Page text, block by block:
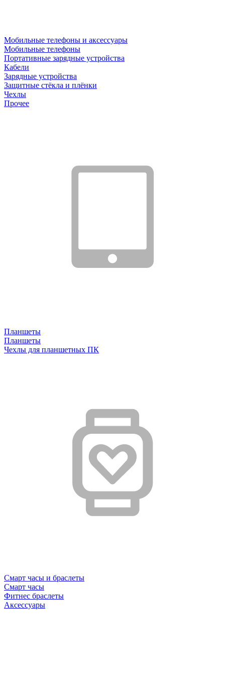
Мобильные телефоны и аксессуары
Мобильные телефоны
Портативные зарядные устройства
Кабели
Зарядные устройства
Защитные стёкла и плёнки
Чехлы
Прочее
Планшеты
Планшеты
Чехлы для планшетных ПК
Смарт часы и браслеты
Смарт часы
Фитнес браслеты
Аксессуары